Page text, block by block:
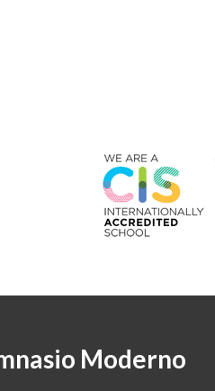
Moderno